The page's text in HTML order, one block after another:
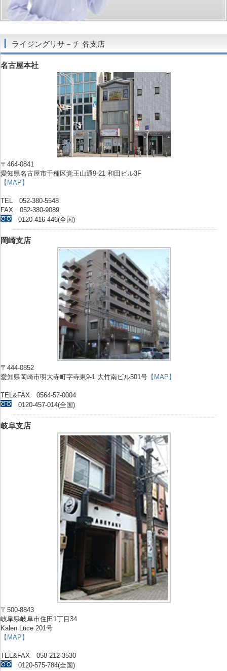
ライジングリサ－チ 各支店
名古屋本社
〒464-0841
愛知県名古屋市千種区覚王山通9-21 和田ビル3F
【MAP】
TEL 052-380-5548
FAX 052-380-9089
0120-416-446(全国)
岡崎支店
〒444-0852
愛知県岡崎市明大寺町字寺東9-1 大竹南ビル501号 【MAP】
TEL&FAX 0564-57-0004
0120-457-014(全国)
岐阜支店
〒500-8843
岐阜県岐阜市住田1丁目34
Kalen Luce 201号
【MAP】
TEL&FAX 058-212-3530
0120-575-784(全国)